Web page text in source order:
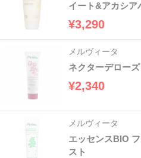
イート&アカシア
¥3,290
メルヴィータ
ネクターデロー
¥2,340
メルヴィータ
エッセンスBIO
スト